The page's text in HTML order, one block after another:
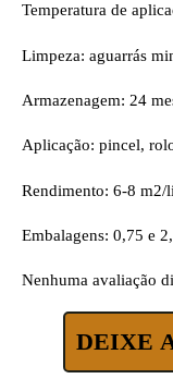
Temperatura de
Limpeza: aguarrás
Armazenagem: 24
Aplicação: pincel,
Rendimento: 6-8 m2/
Embalagens: 0,75 e
Nenhuma avaliação
DEIXE